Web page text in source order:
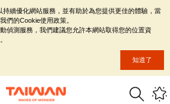
續優化網站服務，並有助於為您提供更佳的體驗，當
們的Cookie使用政策。
偵測服務，我們建議您允許本網站取得您的位置資
知道了